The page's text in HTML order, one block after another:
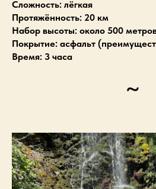
Сложность: лёгкая
Протяжённость: 20 км
Набор высоты: около 500
Покрытие: асфальт
Время: 3 часа
~